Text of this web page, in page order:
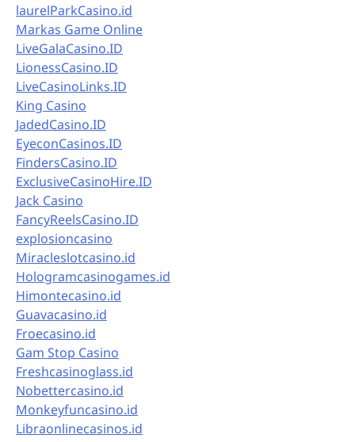
laurelParkCasino.id
Markas Game Online
LiveGalaCasino.ID
LionessCasino.ID
LiveCasinoLinks.ID
King Casino
JadedCasino.ID
EyeconCasinos.ID
FindersCasino.ID
ExclusiveCasinoHire.ID
Jack Casino
FancyReelsCasino.ID
explosioncasino
Miracleslotcasino.id
Hologramcasinogames.id
Himontecasino.id
Guavacasino.id
Froecasino.id
Gam Stop Casino
Freshcasinoglass.id
Nobettercasino.id
Monkeyfuncasino.id
Libraonlinecasinos.id